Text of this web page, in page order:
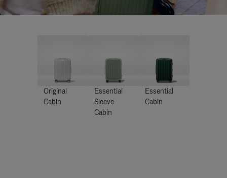
Original
Cabin
Essential
Sleeve
Cabin
Essential
Cabin